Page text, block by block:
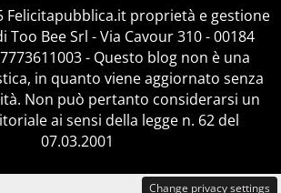
Felicitapubblica.it proprietà e gestione
Bee Srl - Via Cavour 310 - 00184
- Questo blog non è una
in quanto viene aggiornato senza
Non può pertanto considerarsi un
ai sensi della legge n. 62 del
07.03.2001
Change privacy settings